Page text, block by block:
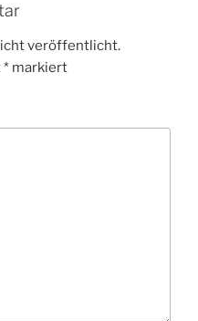
veröffentlicht.
* markiert